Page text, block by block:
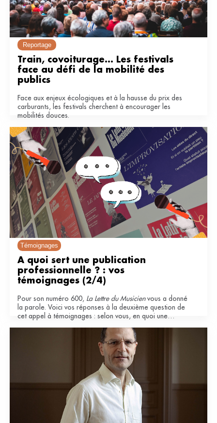
Reportage
Train, covoiturage... Les festivals
face au défi de la mobilité des
publics
Face aux enjeux écologiques et à la hausse du prix des
carburants, les festivals cherchent à encourager les
mobilités douces.
Témoignages
À quoi sert une publication
professionnelle ? : vos
témoignages (2/4)
Pour son numéro 600, La Lettre du Musicienvous a donné
la parole. Voici vos réponses à la deuxième question de
cet appel à témoignages : selon vous, en quoi une